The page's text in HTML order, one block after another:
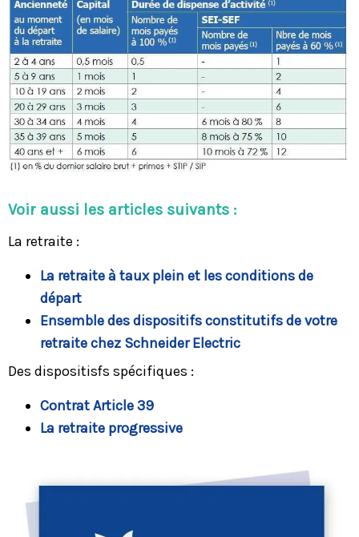
Voir aussi les articles suivants :
La retraite :
La retraite à taux plein et les conditions de
départ
Ensemble des dispositifs constitutifs de votre
retraite chez Schneider Electric
Des dispositisfs spécifiques :
Contrat Article 39
La retraite progressive